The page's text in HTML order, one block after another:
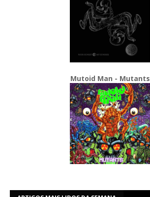
Mutoid Man - Mutants